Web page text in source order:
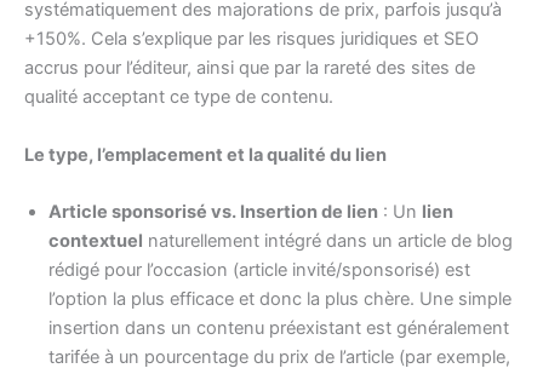
systématiquement des majorations de prix, parfois jusqu’à
+150%. Cela s’explique par les risques juridiques et SEO
accrus pour l’éditeur, ainsi que par la rareté des sites de
qualité acceptant ce type de contenu.
Le type, l’emplacement et la qualité du lien
Article sponsorisé vs. Insertion de lien : Un lien
contextuel naturellement intégré dans un article de blog
rédigé pour l’occasion (article invité/sponsorisé) est
l’option la plus efficace et donc la plus chère. Une simple
insertion dans un contenu préexistant est généralement
tarifée à un pourcentage du prix de l’article (par exemple,